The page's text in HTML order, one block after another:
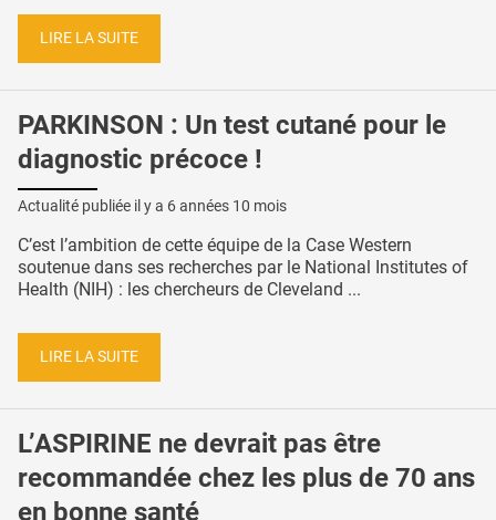
LIRE LA SUITE
PARKINSON : Un test cutané pour le
diagnostic précoce !
Actualité publiée il y a 6 années 10 mois
C’est l’ambition de cette équipe de la Case Western
soutenue dans ses recherches par le National Institutes of
Health (NIH) : les chercheurs de Cleveland ...
LIRE LA SUITE
L’ASPIRINE ne devrait pas être
recommandée chez les plus de 70 ans
en bonne santé